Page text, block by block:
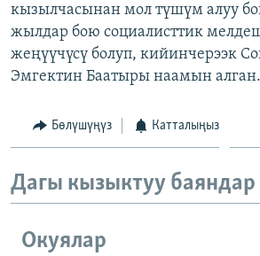
ЭЕ/АРнун бардык сайттары
кызылчасынан мол түшүм алуу
жылдар бою социалисттик
жеңүүчүсү болуп, кийинчерээк
Эмгектин Баатыры наамын
Бөлүшүңүз Катталыңыз
Дагы кызыктуу баяндар
Окуялар